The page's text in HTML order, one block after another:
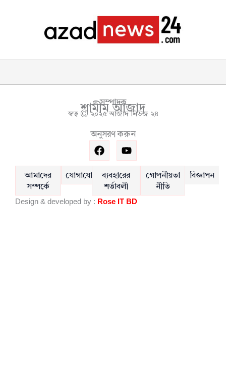
সম্পাদক
শামীম আজাদ
স্বত্ব © ২০২৫ আজাদ নিউজ ২৪
অনুসরণ করুন
F
a
c
e
b
o
o
Y
o
u
t
u
b
e
আমাদের
সম্পর্কে
যোগাযোগ
ব্যবহারের
শর্তাবলী
গোপনীয়তা
নীতি
বিজ্ঞাপন
Design & developed by : Rose IT BD